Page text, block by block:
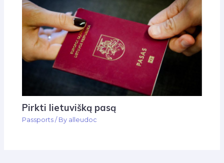
Pirkti lietuvišką pasą
Passports / By alleudoc